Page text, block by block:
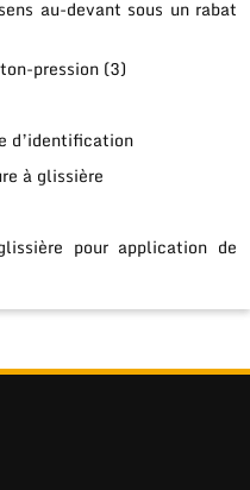
au-devant sous un rabat
pression (3)
d’identification
à glissière
pour application de